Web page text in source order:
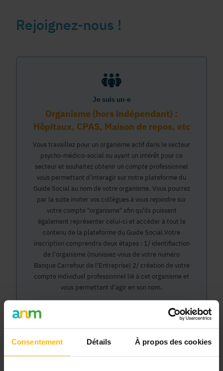
Consentement Détails À propos des cookies
Rejoignez-nous !
Je suis un·e
Organisme (hors indépendant) :
Hôpitaux, CPAS, Maison de repos, etc
Vous travaillez pour un organisme actif dans le secteur
psycho-médico-social ou ayant un intérêt pour ce
secteur et souhaitez obtenir un compte professionnel
vous permettant d'interagir sur notre plateforme du
Guide Social au nom de votre organisme. Vous pourrez
par la suite inviter vos collègues à vous rejoindre sur
votre compte "organisme" afin qu'ils puissent
également représenter celui-ci et accéder à tout le
contenu de la plateforme du Guide Social.Votre
inscription comprendra deux étapes : 1/ identifiaction
de l'organisme (munissez-vous de votre numéro
Banque Carrefour de l'Entreprise) 2/ création de votre
compte individuel professionnel lié à cet organisme et
vous permettant d'agir en son nom.